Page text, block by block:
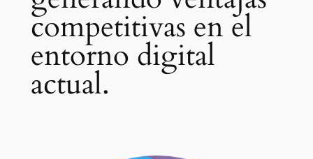
competitivas en el
entorno digital
actual.